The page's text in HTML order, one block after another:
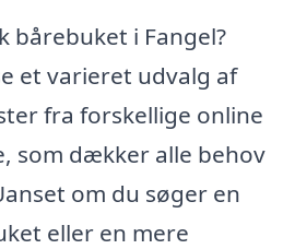
bårebuket i Fangel?
et varieret udvalg af
fra forskellige online
som dækker alle behov
om du søger en
eller en mere